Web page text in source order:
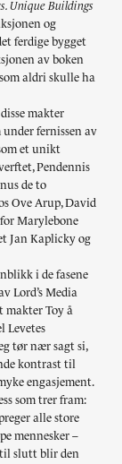
Unique Buildings
og
ferdige bygget
av boken
aldri skulle ha
makter
under fernissen av
et unikt
Pendennis
de to
Ove Arup, David
Marylebone
Jan Kaplicky og
i de fasene
Lord’s Media
makter Toy å
Levetes
tør nær sagt si,
kontrast til
engasjement.
som trer fram:
alle store
mennesker –
til slutt blir den